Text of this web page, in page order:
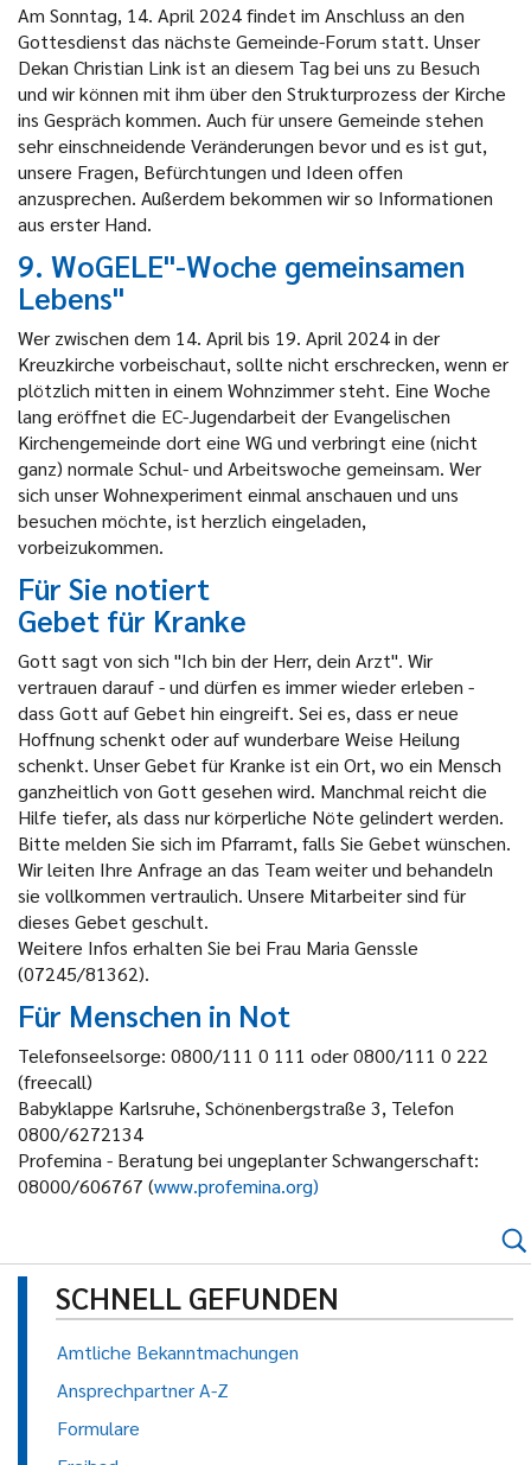
Am Sonntag, 14. April 2024 findet im Anschluss an den
Gottesdienst das nächste Gemeinde-Forum statt. Unser
Dekan Christian Link ist an diesem Tag bei uns zu Besuch
und wir können mit ihm über den Strukturprozess der Kirche
ins Gespräch kommen. Auch für unsere Gemeinde stehen
sehr einschneidende Veränderungen bevor und es ist gut,
unsere Fragen, Befürchtungen und Ideen offen
anzusprechen. Außerdem bekommen wir so Informationen
aus erster Hand.
9. WoGELE"-Woche gemeinsamen
Lebens"
Wer zwischen dem 14. April bis 19. April 2024 in der
Kreuzkirche vorbeischaut, sollte nicht erschrecken, wenn er
plötzlich mitten in einem Wohnzimmer steht. Eine Woche
lang eröffnet die EC-Jugendarbeit der Evangelischen
Kirchengemeinde dort eine WG und verbringt eine (nicht
ganz) normale Schul- und Arbeitswoche gemeinsam. Wer
sich unser Wohnexperiment einmal anschauen und uns
besuchen möchte, ist herzlich eingeladen,
vorbeizukommen.
Für Sie notiert
Gebet für Kranke
Gott sagt von sich "Ich bin der Herr, dein Arzt". Wir
vertrauen darauf - und dürfen es immer wieder erleben -
dass Gott auf Gebet hin eingreift. Sei es, dass er neue
Hoffnung schenkt oder auf wunderbare Weise Heilung
schenkt. Unser Gebet für Kranke ist ein Ort, wo ein Mensch
ganzheitlich von Gott gesehen wird. Manchmal reicht die
Hilfe tiefer, als dass nur körperliche Nöte gelindert werden.
Bitte melden Sie sich im Pfarramt, falls Sie Gebet wünschen.
Wir leiten Ihre Anfrage an das Team weiter und behandeln
sie vollkommen vertraulich. Unsere Mitarbeiter sind für
dieses Gebet geschult.
Weitere Infos erhalten Sie bei Frau Maria Genssle
(07245/81362).
Für Menschen in Not
Telefonseelsorge: 0800/111 0 111 oder 0800/111 0 222
(freecall)
Babyklappe Karlsruhe, Schönenbergstraße 3, Telefon
0800/6272134
Profemina - Beratung bei ungeplanter Schwangerschaft:
08000/606767 (www.profemina.org)
SCHNELL GEFUNDEN
Amtliche Bekanntmachungen
Ansprechpartner A-Z
Formulare